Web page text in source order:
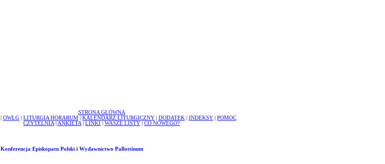
STRONA GŁÓWNA
OWLG LITURGIA HORARUM KALENDARZ LITURGICZNY DODATEK INDEKSY
POMOC
CZYTELNIA
ANKIETA LINKI WASZE LISTY CO NOWEGO?
Konferencja Episkopatu Polskii Wydawnictwo Pallottinum